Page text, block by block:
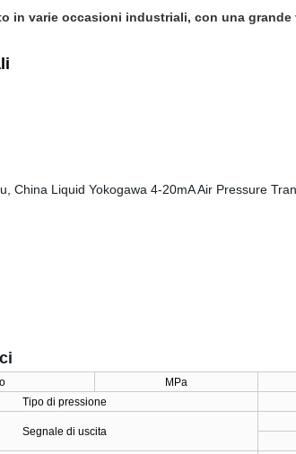
in varie occasioni industriali, con una grande
MPa
Tipo di pressione
Segnale di uscita